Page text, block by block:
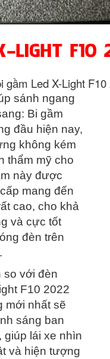
Led X-Light F10
sánh ngang
Bi gầm
đầu hiện nay,
không kém
thẩm mỹ cho
này được
mang đến
cao, cho khả
và cực tốt
đèn trên
so với đèn
F10 2022
mới nhất sẽ
sáng ban
giúp lái xe nhìn
và hiện tượng